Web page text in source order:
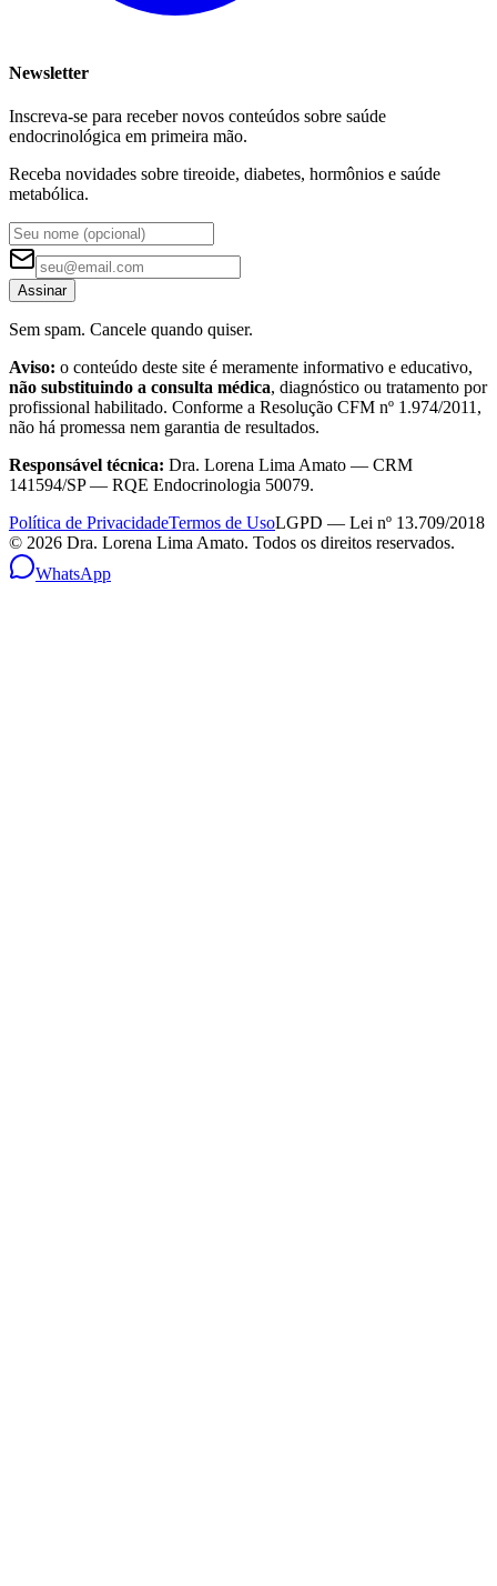
Newsletter
Inscreva-se para receber novos conteúdos sobre saúde
endocrinológica em primeira mão.
Receba novidades sobre tireoide, diabetes, hormônios e saúde
metabólica.
Assinar
Sem spam. Cancele quando quiser.
Aviso: o conteúdo deste site é meramente informativo e educativo,
não substituindo a consulta médica, diagnóstico ou tratamento por
profissional habilitado. Conforme a Resolução CFM nº 1.974/2011,
não há promessa nem garantia de resultados.
Responsável técnica: Dra. Lorena Lima Amato — CRM
141594/SP — RQE Endocrinologia 50079.
Política de PrivacidadeTermos de UsoLGPD — Lei nº 13.709/2018
© 2026 Dra. Lorena Lima Amato. Todos os direitos reservados.
WhatsApp